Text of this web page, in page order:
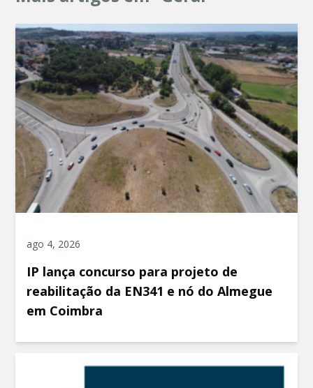
ago 4, 2026
IP lança concurso para projeto de
reabilitação da EN341 e nó do Almegue
em Coimbra